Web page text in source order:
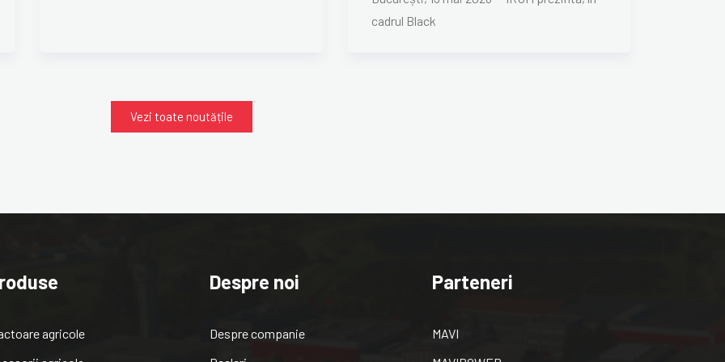
cadrul Black
Vezi toate noutățile
agricole
Despre noi
Despre companie
Parteneri
MAVI